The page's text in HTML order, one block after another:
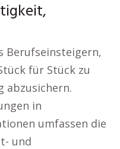
Berufseinsteigern,
für Stück zu
abzusichern.
in
umfassen die
und